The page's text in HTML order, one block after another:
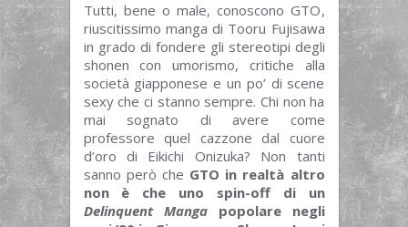
Tutti, bene o male, conoscono GTO,
riuscitissimo manga di Tooru Fujisawa
in grado di fondere gli stereotipi degli
shonen con umorismo, critiche alla
società giapponese e un po’ di scene
sexy che ci stanno sempre. Chi non ha
mai sognato di avere come
professore quel cazzone dal cuore
d’oro di Eikichi Onizuka? Non tanti
sanno però che GTO in realtà altro
non è che uno spin-off di un
Delinquent Mangapopolare negli